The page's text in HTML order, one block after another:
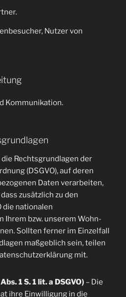
Nutzer von
Kommunikation.
Rechtsgrundlagen der
(DSGVO), auf deren
Daten verarbeiten,
zusätzlich zu den
die nationalen
Ihrem bzw. unserem Wohn-
Sollten ferner im Einzelfall
maßgeblich sein, teilen
mit.
1 S. 1 lit. a DSGVO)– Die
ihre Einwilligung in die